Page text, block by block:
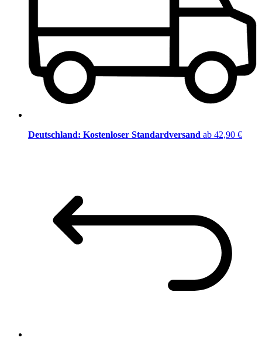
Deutschland: Kostenloser Standardversand ab 42,90 €